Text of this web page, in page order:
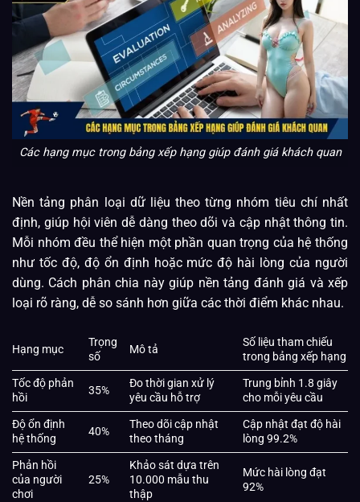
Các hạng mục trong bảng xếp hạng giúp đánh giá khách quan
Nền tảng phân loại dữ liệu theo từng nhóm tiêu chí nhất
định, giúp hội viên dễ dàng theo dõi và cập nhật thông tin.
Mỗi nhóm đều thể hiện một phần quan trọng của hệ thống
như tốc độ, độ ổn định hoặc mức độ hài lòng của người
dùng. Cách phân chia này giúp nền tảng đánh giá và xếp
loại rõ ràng, dễ so sánh hơn giữa các thời điểm khác nhau.
Hạng mục
Trọng
số
Mô tả
Số liệu tham chiếu
trong bảng xếp hạng
Tốc độ phản
hồi
35%
Đo thời gian xử lý
yêu cầu hỗ trợ
Trung bỉnh 1.8 giây
cho mỗi yêu cầu
Độ ổn định
hệ thống
40%
Theo dõi cập nhật
theo tháng
Cập nhật đạt độ hài
lòng 99.2%
Phản hồi
của người
chơi
25%
Khảo sát dựa trên
10.000 mẫu thu
thập
Mức hài lòng đạt
92%